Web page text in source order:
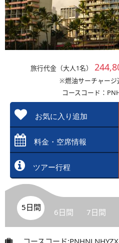
旅行代金（大人1名）
※燃油サーチャージ
コースコード：
お気に入り追加
料金・空席情報
ツアー行程
5日間 6日間 7日間
コースコード